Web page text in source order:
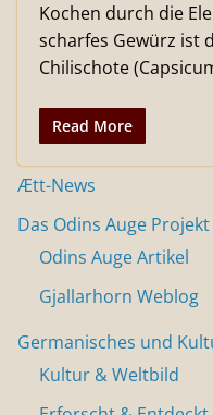
Kochen durch die
scharfes Gewürz ist
Chilischote
Read More
Ætt-News
Das Odins Auge Projekt
Odins Auge Artikel
Gjallarhorn Weblog
Germanisches und
Kultur & Weltbild